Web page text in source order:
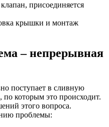
присоединяется
крышки и монтаж
– непрерывная
поступает в сливную
по которым это происходит.
этого вопроса.
проблемы: